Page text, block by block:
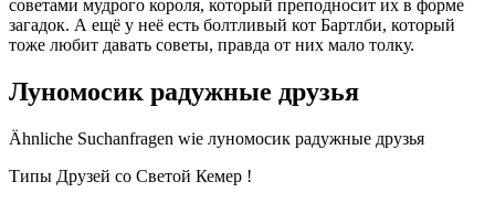
советами мудрого короля, который преподносит их в форме
загадок. А ещё у неё есть болтливый кот Бартлби, который
тоже любит давать советы, правда от них мало толку.
Луномосик радужные друзья
Ähnliche Suchanfragen wie луномосик радужные друзья
Типы Друзей со Светой Кемер !